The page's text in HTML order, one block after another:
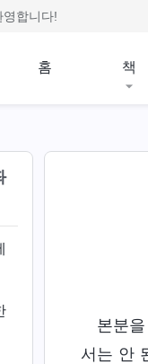
합니다!
홈 책
본분
서는 안